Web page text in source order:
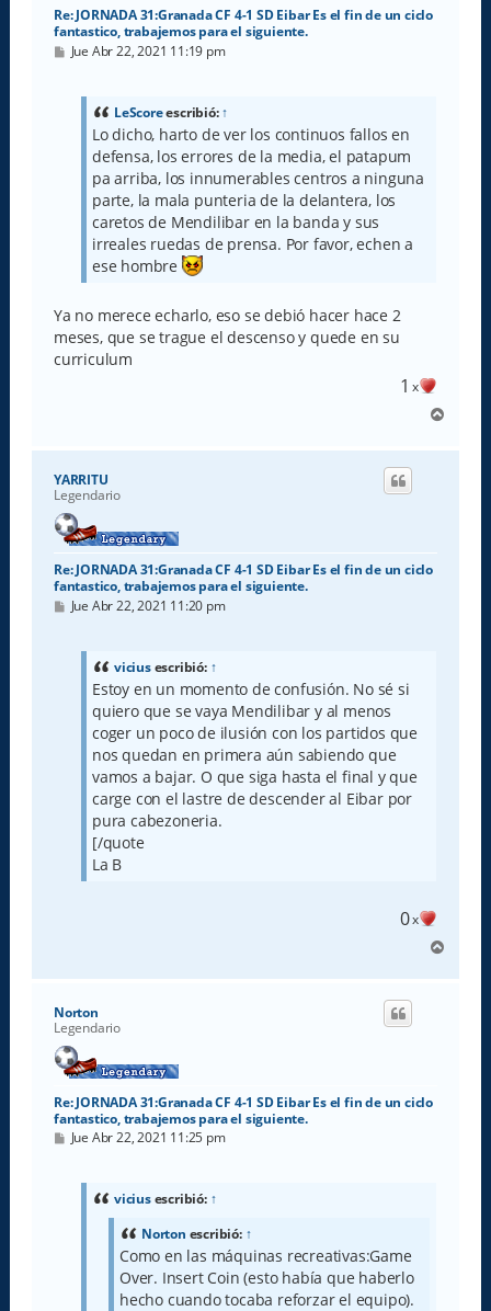
Re: JORNADA 31:Granada CF 4-1 SD Eibar Es el fin de un ciclo
fantastico, trabajemos para el siguiente.
M
Jue Abr 22, 2021 11:19 pm
LeScoreescribió:↑
Lo dicho, harto de ver los continuos fallos en
defensa, los errores de la media, el patapum
pa arriba, los innumerables centros a ninguna
parte, la mala punteria de la delantera, los
caretos de Mendilibar en la banda y sus
irreales ruedas de prensa. Por favor, echen a
ese hombre
Ya no merece echarlo, eso se debió hacer hace 2
meses, que se trague el descenso y quede en su
curriculum
1 x
r
YARRITU
Legendario
Re: JORNADA 31:Granada CF 4-1 SD Eibar Es el fin de un ciclo
fantastico, trabajemos para el siguiente.
M
Jue Abr 22, 2021 11:20 pm
viciusescribió: ↑
Estoy en un momento de confusión. No sé si
quiero que se vaya Mendilibar y al menos
coger un poco de ilusión con los partidos que
nos quedan en primera aún sabiendo que
vamos a bajar. O que siga hasta el final y que
carge con el lastre de descender al Eibar por
pura cabezoneria.
[/quote
La B
0x
r
Norton
Legendario
Re: JORNADA 31:Granada CF 4-1 SD Eibar Es el fin de un ciclo
fantastico, trabajemos para el siguiente.
M
Jue Abr 22, 2021 11:25 pm
viciusescribió: ↑
Norton escribió: ↑
Como en las máquinas recreativas:Game
Over. Insert Coin (esto había que haberlo
hecho cuando tocaba reforzar el equipo).